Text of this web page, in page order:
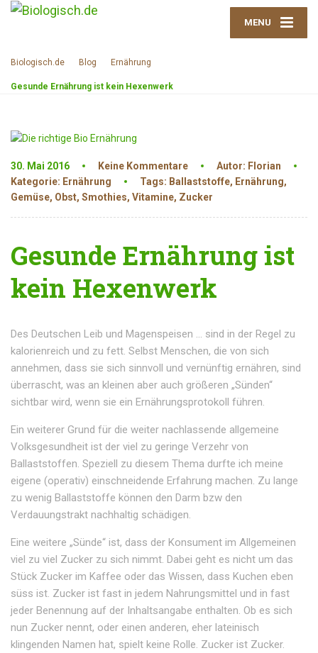
MENU
Biologisch.de Blog Ernährung
Gesunde Ernährung ist kein Hexenwerk
30. Mai 2016 Keine Kommentare
Autor: Florian
Kategorie: Ernährung Tags: Ballaststoffe, Ernährung,
Gemüse, Obst, Smothies, Vitamine, Zucker
Gesunde Ernährung ist
kein Hexenwerk
Des Deutschen Leib und Magenspeisen … sind in der Regel zu
kalorienreich und zu fett. Selbst Menschen, die von sich
annehmen, dass sie sich sinnvoll und vernünftig ernähren, sind
überrascht, was an kleinen aber auch größeren „Sünden“
sichtbar wird, wenn sie ein Ernährungsprotokoll führen.
Ein weiterer Grund für die weiter nachlassende allgemeine
Volksgesundheit ist der viel zu geringe Verzehr von
Ballaststoffen. Speziell zu diesem Thema durfte ich meine
eigene (operativ) einschneidende Erfahrung machen. Zu lange
zu wenig Ballaststoffe können den Darm bzw den
Verdauungstrakt nachhaltig schädigen.
Eine weitere „Sünde“ ist, dass der Konsument im Allgemeinen
viel zu viel Zucker zu sich nimmt. Dabei geht es nicht um das
Stück Zucker im Kaffee oder das Wissen, dass Kuchen eben
süss ist. Zucker ist fast in jedem Nahrungsmittel und in fast
jeder Benennung auf der Inhaltsangabe enthalten. Ob es sich
nun Zucker nennt, oder einen anderen, eher lateinisch
klingenden Namen hat, spielt keine Rolle. Zucker ist Zucker.